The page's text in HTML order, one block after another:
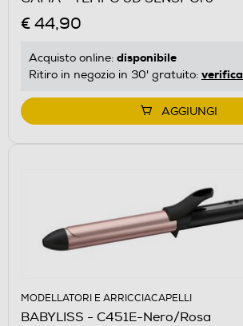
€ 44,90
Acquisto online: disponibile
Ritiro in negozio in 30' gratuito: verifica
AGGIUNGI
MODELLATORI E ARRICCIACAPELLI
BABYLISS - C451E-Nero/Rosa